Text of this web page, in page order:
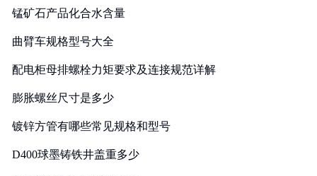
锰矿石产品化合水含量
曲臂车规格型号大全
配电柜母排螺栓力矩要求及连接规范详解
膨胀螺丝尺寸是多少
镀锌方管有哪些常见规格和型号
D400球墨铸铁井盖重多少